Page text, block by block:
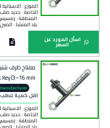
الموزع :
الخامة : حديد صلب
المنطقة :
بلد المنشأ :الصين
اسأل المورد عن
السعر
(3–16 mm)
اقل كمية للطلب
الموزع :
الخامة : حديد صلب
المنطقة :